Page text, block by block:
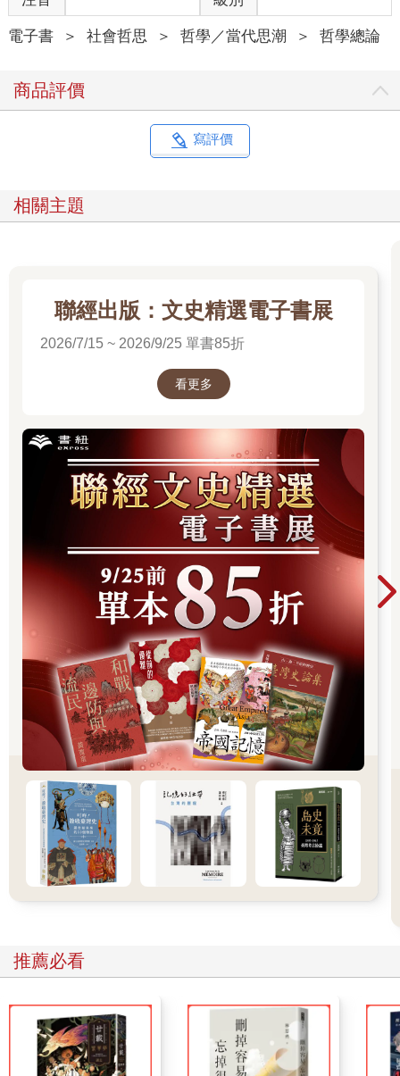
電子書 ＞ 社會哲思 ＞ 哲學／當代思潮 ＞ 哲學總論
商品評價
寫評價
相關主題
聯經出版：文史精選電子書展
2026/7/15 ~ 2026/9/25 單書85折
看更多
推薦必看